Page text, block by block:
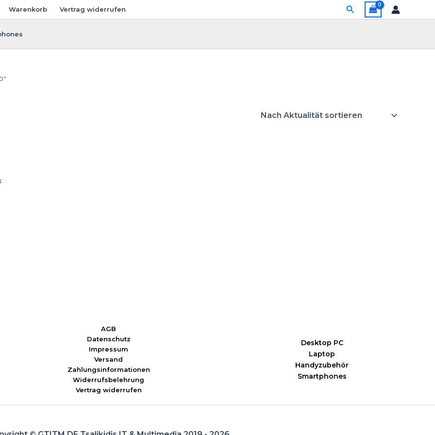
Warenkorb Vertrag widerrufen Suchen
AGB
Datenschutz
Impressum
Versand
Zahlungsinformationen
Widerrufsbelehrung
Vertrag widerrufen
Desktop PC
Laptop
Handyzubehör
Smartphones